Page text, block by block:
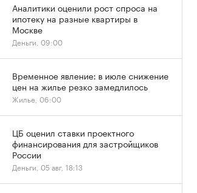
Аналитики оценили рост спроса на
ипотеку на разные квартиры в
Москве
Деньги, 09:00
Временное явление: в июле снижение
цен на жилье резко замедлилось
Жилье, 06:00
ЦБ оценил ставки проектного
финансирования для застройщиков
России
Деньги, 05 авг, 18:13